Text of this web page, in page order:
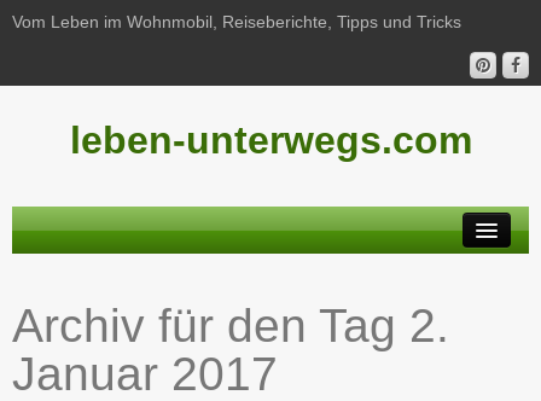
Vom Leben im Wohnmobil, Reiseberichte, Tipps und Tricks
leben-unterwegs.com
Reiseberichte
Unterwegs
Archiv für den Tag 2.
Januar 2017